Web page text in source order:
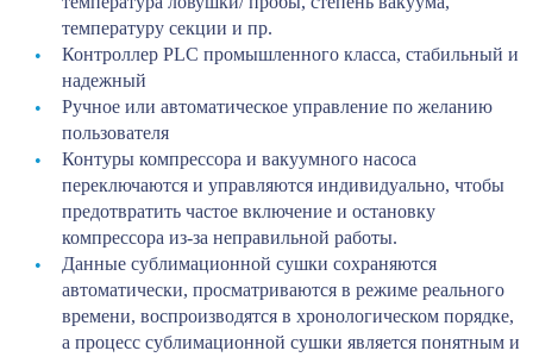
температуру секции и пр.
Контроллер PLC промышленного класса, стабильный и
надежный
Ручное или автоматическое управление по желанию
пользователя
Контуры компрессора и вакуумного насоса
переключаются и управляются индивидуально, чтобы
предотвратить частое включение и остановку
компрессора из-за неправильной работы.
Данные сублимационной сушки сохраняются
автоматически, просматриваются в режиме реального
времени, воспроизводятся в хронологическом порядке,
а процесс сублимационной сушки является понятным и